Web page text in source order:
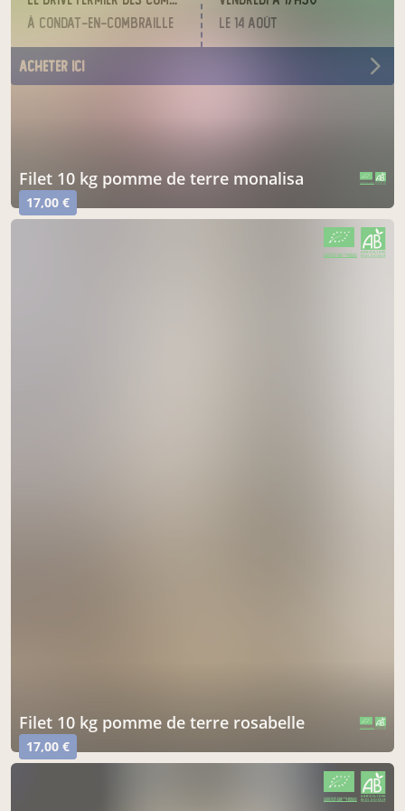
à Condat-en-Combraille
le 14 août
acheter ici
filet 10 kg pomme de terre monalisa
17,00 €
Filet 10 kg pomme de terre rosabelle
17,00 €
CERTIFIÉ PAR FR-BIO-01
AGRICULTURE FRANCE
CERTIFIÉ PAR FR-BIO-01
AGRICULTURE FRANCE